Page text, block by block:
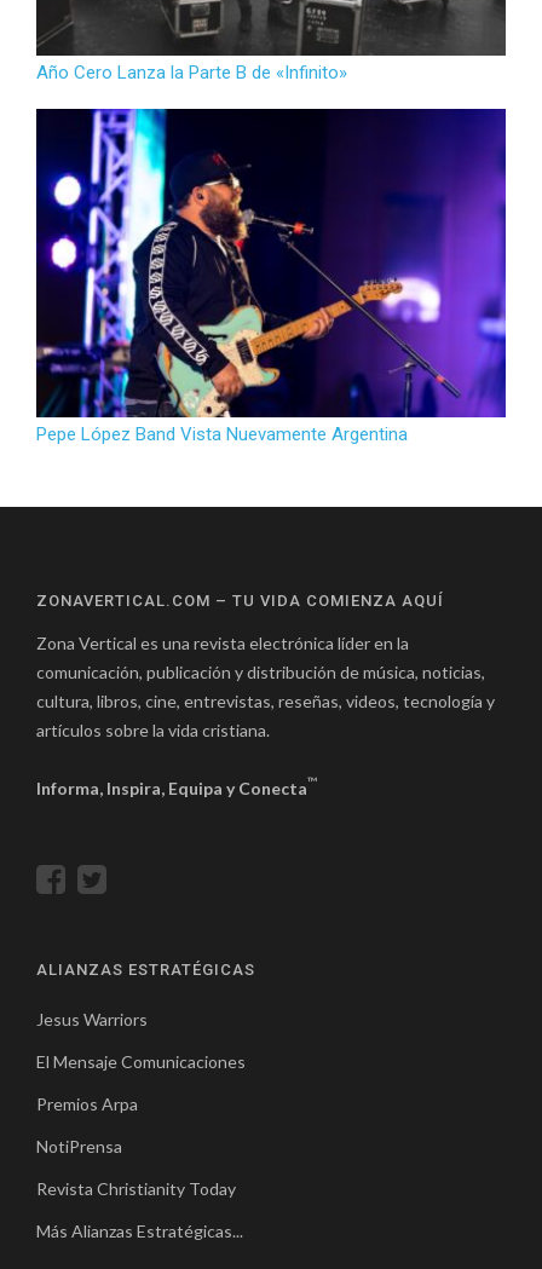
Año Cero Lanza la Parte B de «Infinito»
Pepe López Band Vista Nuevamente Argentina
ZONAVERTICAL.COM – TU VIDA COMIENZA AQUÍ
Zona Vertical es una revista electrónica líder en la
comunicación, publicación y distribución de música, noticias,
cultura, libros, cine, entrevistas, reseñas, videos, tecnología y
artículos sobre la vida cristiana.
Informa, Inspira, Equipa y Conecta™
ALIANZAS ESTRATÉGICAS
Jesus Warriors
El Mensaje Comunicaciones
Premios Arpa
NotiPrensa
Revista Christianity Today
Más Alianzas Estratégicas...